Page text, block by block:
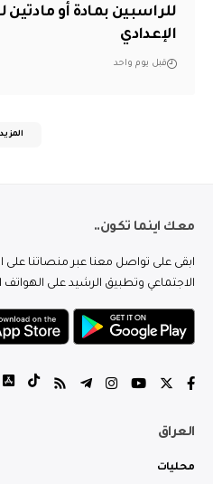
للراسبين بمادة أو
الإعدادي
قبل يوم واحد
المزيد
معك اينما تكون..
ابقى على تواصل معنا عبر منصاتنا على
الاجتماعي وتطبيق الرشيد على الهواتف
العراق
محليات